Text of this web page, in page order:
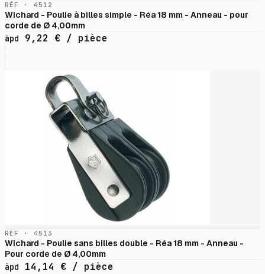
RÉF · 4512
Wichard - Poulie à billes simple - Réa 18 mm - Anneau - pour
corde de Ø 4,00mm
àpd
9,22 € / pièce
RÉF · 4513
Wichard - Poulie sans billes double - Réa 18 mm - Anneau -
Pour corde de Ø 4,00mm
àpd
14,14 € / pièce